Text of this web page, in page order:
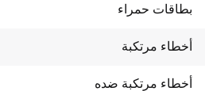
بطاقات حمراء
أخطاء مرتكبة
أخطاء مرتكبة ضده